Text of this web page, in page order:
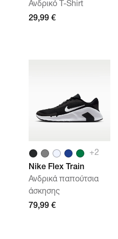
Ανδρικό T-Shirt
29,99 €
+2
Nike Flex Train
Ανδρικά παπούτσια
άσκησης
79,99 €